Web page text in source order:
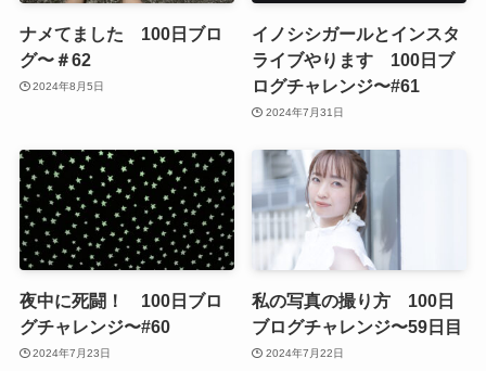
ナメてました 100日ブロ
グ〜＃62
2024年8月5日
イノシシガールとインスタ
ライブやります 100日ブ
ログチャレンジ〜#61
2024年7月31日
夜中に死闘！ 100日ブロ
グチャレンジ〜#60
2024年7月23日
私の写真の撮り方 100日
ブログチャレンジ〜59日目
2024年7月22日